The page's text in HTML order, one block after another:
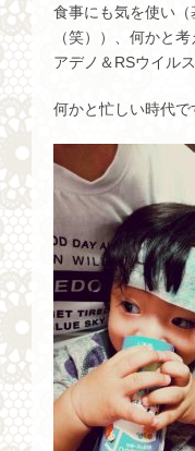
食事にも気を使い
（笑））、何かと
アデノ＆RSウイル
何かと忙しい時代で